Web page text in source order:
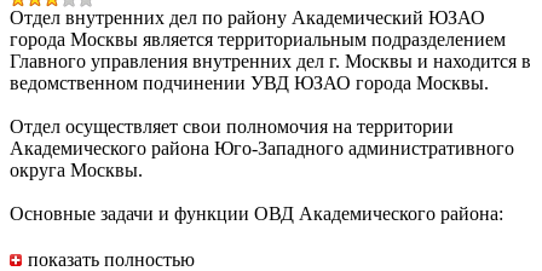
Отдел внутренних дел по району Академический ЮЗАО
города Москвы является территориальным подразделением
Главного управления внутренних дел г. Москвы и находится в
ведомственном подчинении УВД ЮЗАО города Москвы.
Отдел осуществляет свои полномочия на территории
Академического района Юго-Западного административного
округа Москвы.
Основные задачи и функции ОВД Академического района:
– Обеспечение безопасности личности;
показать полностью